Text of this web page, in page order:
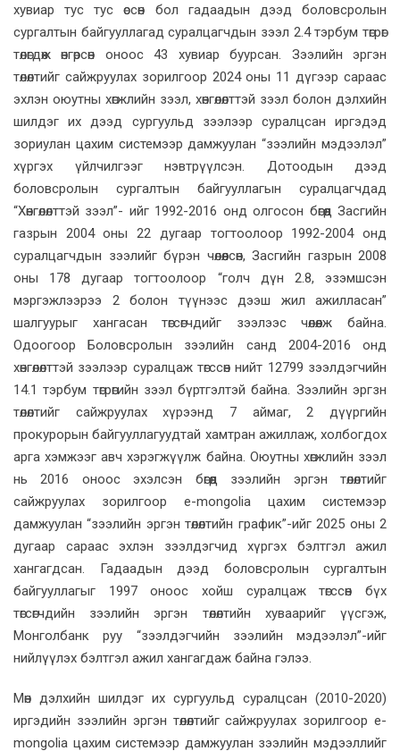
хувиар тус тус өссөн бол гадаадын дээд боловсролын
сургалтын байгууллагад суралцагчдын зээл 2.4 тэрбум төгрөг
төлөгдөж өнгөрсөн оноос 43 хувиар буурсан. Зээлийн эргэн
төлөлтийг сайжруулах зорилгоор 2024 оны 11 дүгээр сараас
эхлэн оюутны хөгжлийн зээл, хөнгөлөлттэй зээл болон дэлхийн
шилдэг их дээд сургуульд зээлээр суралцсан иргэдэд
зориулан цахим системээр дамжуулан “зээлийн мэдээлэл”
хүргэх үйлчилгээг нэвтрүүлсэн. Дотоодын дээд
боловсролын сургалтын байгууллагын суралцагчдад
“Хөнгөлөлттэй зээл”- ийг 1992-2016 онд олгосон бөгөөд Засгийн
газрын 2004 оны 22 дугаар тогтоолоор 1992-2004 онд
суралцагчдын зээлийг бүрэн чөлөөлсөн, Засгийн газрын 2008
оны 178 дугаар тогтоолоор “голч дүн 2.8, эзэмшсэн
мэргэжлээрээ 2 болон түүнээс дээш жил ажилласан”
шалгуурыг хангасан төгсөгчдийг зээлээс чөлөөлж байна.
Одоогоор Боловсролын зээлийн санд 2004-2016 онд
хөнгөлөлттэй зээлээр суралцаж төгссөн нийт 12799 зээлдэгчийн
14.1 тэрбум төгрөгийн зээл бүртгэлтэй байна. Зээлийн эргзн
төлөлтийг сайжруулах хүрээнд 7 аймаг, 2 дүүргийн
прокурорын байгууллагуудтай хамтран ажиллаж, холбогдох
арга хэмжээг авч хэрэгжүүлж байна. Оюутны хөгжлийн зээл
нь 2016 оноос эхэлсэн бөгөөд зээлийн эргэн төлөлтийг
сайжруулах зорилгоор е-mongolia цахим системээр
дамжуулан “зээлийн эргэн төлөлтийн график”-ийг 2025 оны 2
дугаар сараас эхлэн зээлдэгчид хүргэх бэлтгэл ажил
хангагдсан. Гадаадын дээд боловсролын сургалтын
байгууллагыг 1997 оноос хойш суралцаж төгссөн бүх
төгсөгчдийн зээлийн эргэн төлөлтийн хуваарийг үүсгэж,
Монголбанк руу “зээлдэгчийн зээлийн мэдээлэл”-ийг
нийлүүлэх бэлтгэл ажил хангагдаж байна гэлээ.
Мөн дэлхийн шилдэг их сургуульд суралцсан (2010-2020)
иргэдийн зээлийн эргэн төлөлтийг сайжруулах зорилгоор е-
mongolia цахим системээр дамжуулан зээлийн мэдээллийг